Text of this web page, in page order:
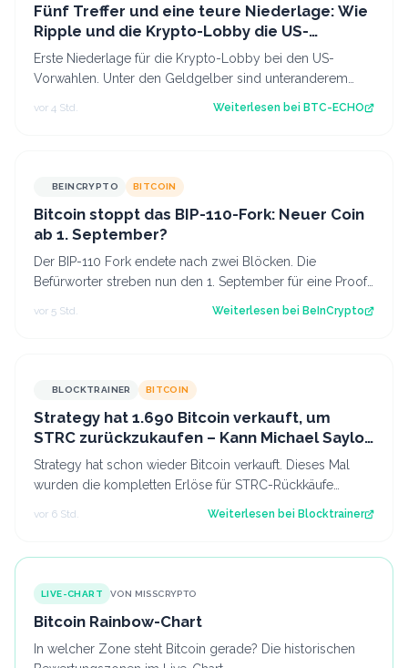
Fünf Treffer und eine teure Niederlage: Wie
Ripple und die Krypto-Lobby die US-
Vorwahlen beeinflussen
Erste Niederlage für die Krypto-Lobby bei den US-
Vorwahlen. Unter den Geldgelber sind unteranderem
vor 4 Std. Weiterlesen bei BTC-ECHO
BEINCRYPTO BITCOIN
Bitcoin stoppt das BIP-110-Fork: Neuer Coin
ab 1. September?
Der BIP-110 Fork endete nach zwei Blöcken. Die
Befürworter streben nun den 1. September für eine Proof-
vor 5 Std. Weiterlesen bei BeInCrypto
BLOCKTRAINER BITCOIN
Strategy hat 1.690 Bitcoin verkauft, um
STRC zurückzukaufen – Kann Michael Saylor
bald wieder zum Käufer werden?
Strategy hat schon wieder Bitcoin verkauft. Dieses Mal
wurden die kompletten Erlöse für STRC-Rückkäufe
verwendet. Gelingt es so, bald wieder…
vor 6 Std. Weiterlesen bei Blocktrainer
LIVE-CHART VON MISSCRYPTO
Bitcoin Rainbow-Chart
In welcher Zone steht Bitcoin gerade? Die historischen